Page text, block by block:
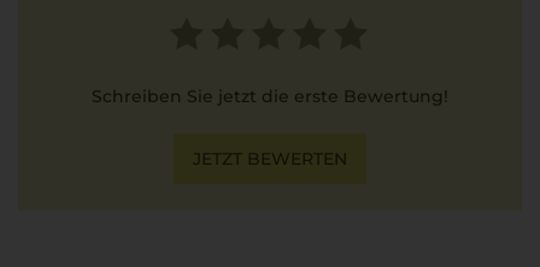
Schreiben Sie jetzt die erste Bewertung!
JETZT BEWERTEN